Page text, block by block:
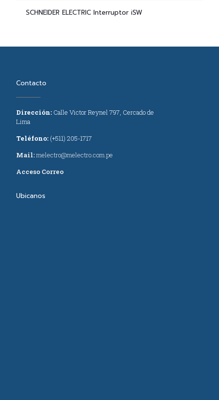
SCHNEIDER ELECTRIC Interruptor iSW
Contacto
Dirección: Calle Victor Reynel 797, Cercado de
Lima
Teléfono: (+511) 205-1717
Mail:melectro@melectro.com.pe
Acceso Correo
Ubicanos